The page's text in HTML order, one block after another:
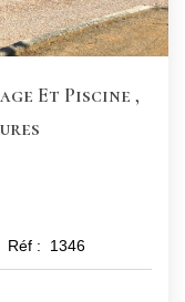
Et Piscine ,
Réf : 1346